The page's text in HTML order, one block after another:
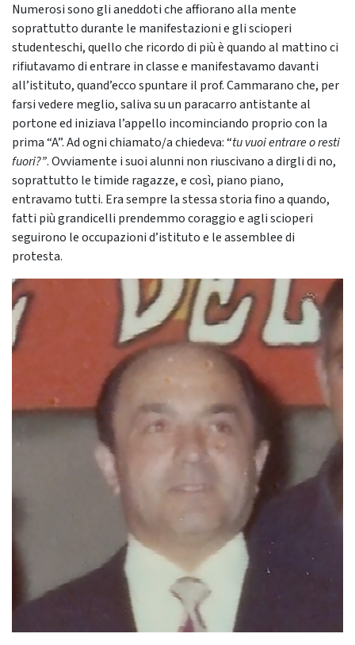
Numerosi sono gli aneddoti che affiorano alla mente
soprattutto durante le manifestazioni e gli scioperi
studenteschi, quello che ricordo di più è quando al mattino ci
rifiutavamo di entrare in classe e manifestavamo davanti
all’istituto, quand’ecco spuntare il prof. Cammarano che, per
farsi vedere meglio, saliva su un paracarro antistante al
portone ed iniziava l’appello incominciando proprio con la
prima “A”. Ad ogni chiamato/a chiedeva: “tu vuoi entrare o resti
fuori?”. Ovviamente i suoi alunni non riuscivano a dirgli di no,
soprattutto le timide ragazze, e così, piano piano,
entravamo tutti. Era sempre la stessa storia fino a quando,
fatti più grandicelli prendemmo coraggio e agli scioperi
seguirono le occupazioni d’istituto e le assemblee di
protesta.